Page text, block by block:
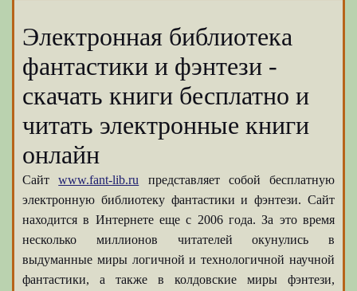
Электронная библиотека
фантастики и фэнтези -
скачать книги бесплатно и
читать электронные книги
онлайн
Сайтwww.fant-lib.ru представляет собой бесплатную
электронную библиотеку фантастики и фэнтези. Сайт
находится в Интернете еще с 2006 года. За это время
несколько миллионов читателей окунулись в
выдуманные миры логичной и технологичной научной
фантастики, а также в колдовские миры фэнтези,